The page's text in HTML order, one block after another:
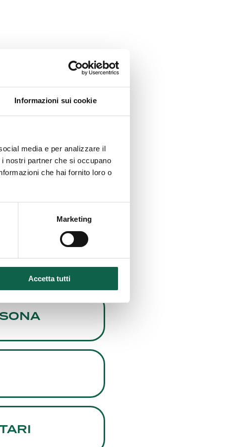
Informazioni sui cookie
media e per analizzare il
nostri partner che si occupano
che hai fornito loro o
Marketing
Accetta tutti